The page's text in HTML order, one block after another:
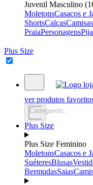
Juvenil Masculino
MoletonsCasacos e
ShortsCalças
PraiaPersonagens
Plus Size
ver produtos
Carregando...
Plus Size
Plus Size Feminino
MoletonsCasacos e
SuéteresBlusas
BermudasSaias